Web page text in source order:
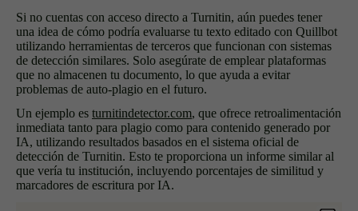
Si no cuentas con acceso directo a Turnitin, aún puedes tener
una idea de cómo podría evaluarse tu texto editado con Quillbot
utilizando herramientas de terceros que funcionan con sistemas
de detección similares. Solo asegúrate de emplear plataformas
que no almacenen tu documento, lo que ayuda a evitar
problemas de auto-plagio en el futuro.
Un ejemplo es turnitindetector.com, que ofrece retroalimentación
inmediata tanto para plagio como para contenido generado por
IA, utilizando resultados basados en el sistema oficial de
detección de Turnitin. Esto te proporciona un informe similar al
que vería tu institución, incluyendo porcentajes de similitud y
marcadores de escritura por IA.